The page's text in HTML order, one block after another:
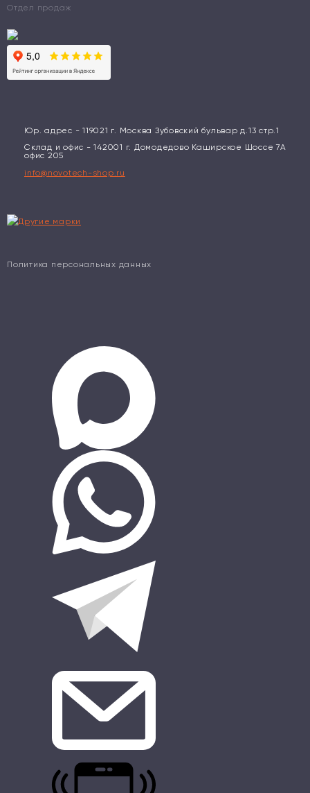
Отдел продаж
Юр. адрес - 119021 г. Москва Зубовский бульвар д.13 стр.1
Склад и офис - 142001 г. Домодедово Каширское Шоссе 7А
офис 205
info@novotech-shop.ru
Политика персональных данных